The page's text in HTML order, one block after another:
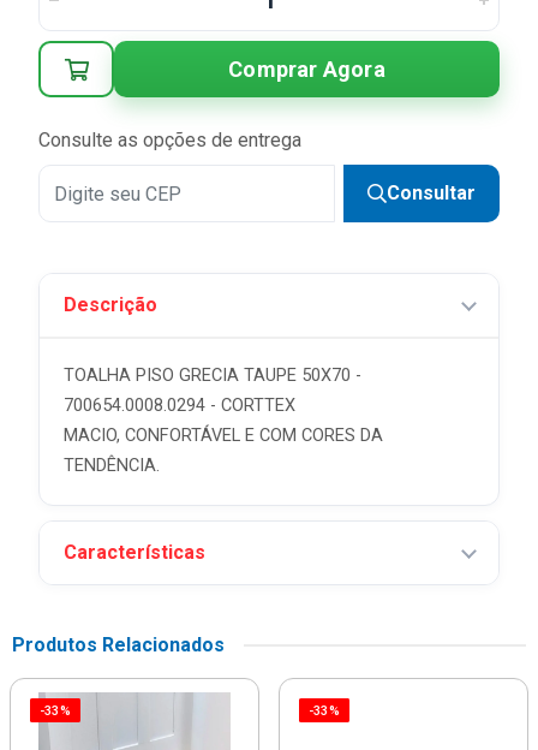
Comprar Agora
Consulte as opções de entrega
Consultar
Descrição
TOALHA PISO GRECIA TAUPE 50X70 -
700654.0008.0294 - CORTTEX
MACIO, CONFORTÁVEL E COM CORES DA
TENDÊNCIA.
Características
Produtos Relacionados
-33% -33%